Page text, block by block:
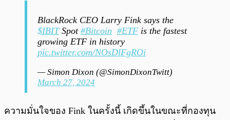
BlackRock CEO Larry Fink says the
$IBITSpot #Bitcoin #ETF is the fastest
growing ETF in history
pic.twitter.com/NOsDlFgROi
— Simon Dixon (@SimonDixonTwitt)
March 27, 2024
ความมั่นใจของ Fink ในครั้งนี้ เกิดขึ้นในขณะที่กองทุน